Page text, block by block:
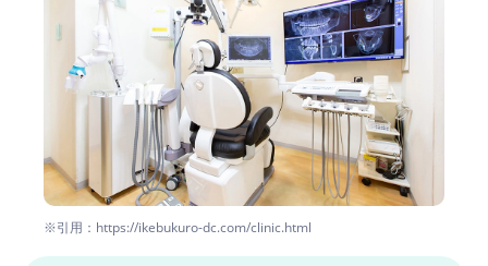
※引用：https://ikebukuro-dc.com/clinic.html